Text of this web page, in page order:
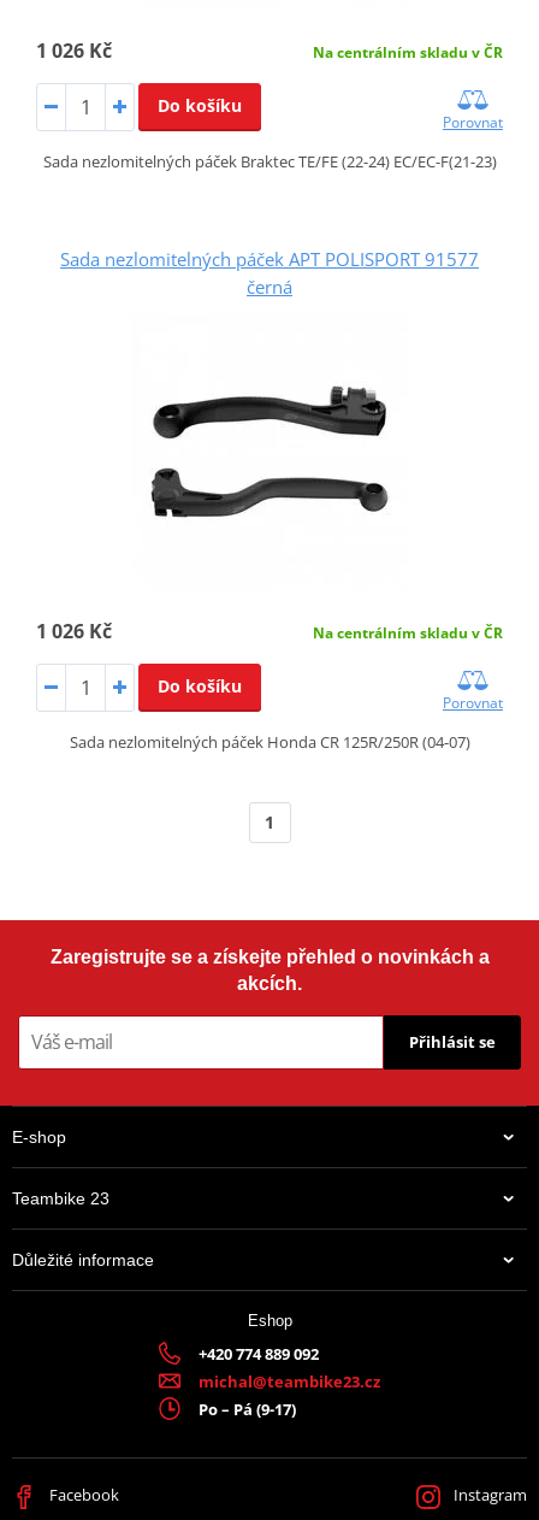
1 026 Kč Na centrálním skladu v ČR
Do košíku
Porovnat
Sada nezlomitelných páček Braktec TE/FE (22-24) EC/EC-F(21-23)
Sada nezlomitelných páček APT POLISPORT 91577
černá
1 026 Kč Na centrálním skladu v ČR
Do košíku
Porovnat
Sada nezlomitelných páček Honda CR 125R/250R (04-07)
1
Zaregistrujte se a získejte přehled o novinkách a
akcích.
Přihlásit se
E-shop
Teambike 23
Důležité informace
Eshop
+420 774 889 092
michal@teambike23.cz
Po – Pá (9-17)
Facebook Instagram